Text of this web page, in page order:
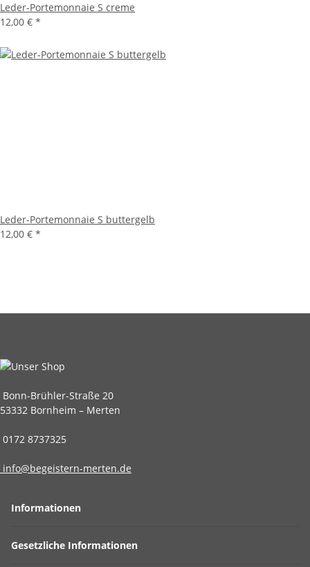
Leder-Portemonnaie S creme
12,00 € *
Leder-Portemonnaie S buttergelb
12,00 € *
Bonn-Brühler-Straße 20
53332 Bornheim – Merten
0172 8737325
info@begeistern-merten.de
Informationen
Gesetzliche Informationen